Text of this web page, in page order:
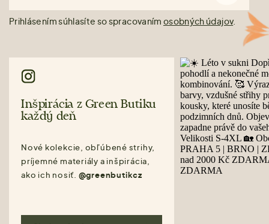
Prihlásením súhlasíte so spracovaním osobných údajov.
Inšpirácia z Green Butiku
každý deň
Nové kolekcie, obľúbené strihy,
príjemné materiály a inšpirácia,
ako ich nosiť. @greenbutikcz